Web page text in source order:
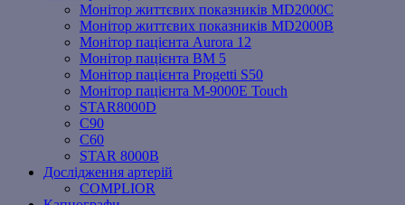
Монітор життєвих показників MD2000С
Монітор життєвих показників MD2000В
Mонітоp пацієнта Aurora 12
Монітор пацієнта BM 5
Монітор пацієнта Progetti S50
Монітор пацієнта M-9000E Touch
STAR8000D
C90
C60
STAR 8000B
Дослідження артерій
COMPLIOR